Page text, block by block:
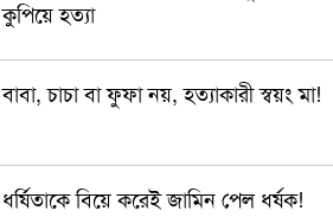
কুপিয়ে হত্যা
বাবা, চাচা বা ফুফা নয়, হত্যাকারী স্বয়ং মা!
ধর্ষিতাকে বিয়ে করেই জামিন পেল ধর্ষক!